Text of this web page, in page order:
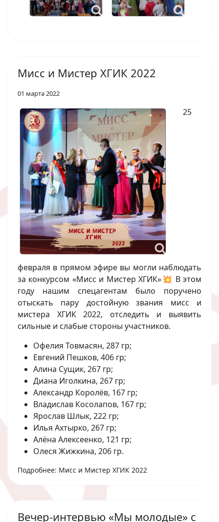
Мисс и Мистер ХГИК 2022
01 марта 2022
25
февраля в прямом эфире вы могли наблюдать
за конкурсом «Мисс и Мистер ХГИК»💥 В этом
году нашим спецагентам было поручено
отыскать пару достойную звания мисс и
мистера ХГИК 2022, отследить и выявить
сильные и слабые стороны участников.
Офелия Товмасян, 287 гр;
Евгений Пешков, 406 гр;
Алина Сущик, 267 гр;
Диана Иголкина, 267 гр;
Александр Королёв, 167 гр;
Владислав Косолапов, 167 гр;
Ярослав Шлык, 222 гр;
Илья Ахтырко, 267 гр;
Алёна Алексеенко, 121 гр;
Олеся Жижкина, 206 гр.
Подробнее: Мисс и Мистер ХГИК 2022
Вечер-интервью «Мы молодые» с